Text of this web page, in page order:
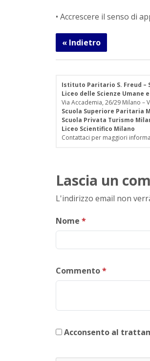
• Accrescere il senso di
« Indietro
Istituto Paritario S. Freud
Liceo delle Scienze Umane
Via Accademia, 26/29 Milano –
Scuola Superiore Paritaria
Scuola Privata Turismo
Liceo Scientifico Milano
Contattaci per maggiori
Lascia un
L'indirizzo email non
Nome *
Commento*
Acconsento al